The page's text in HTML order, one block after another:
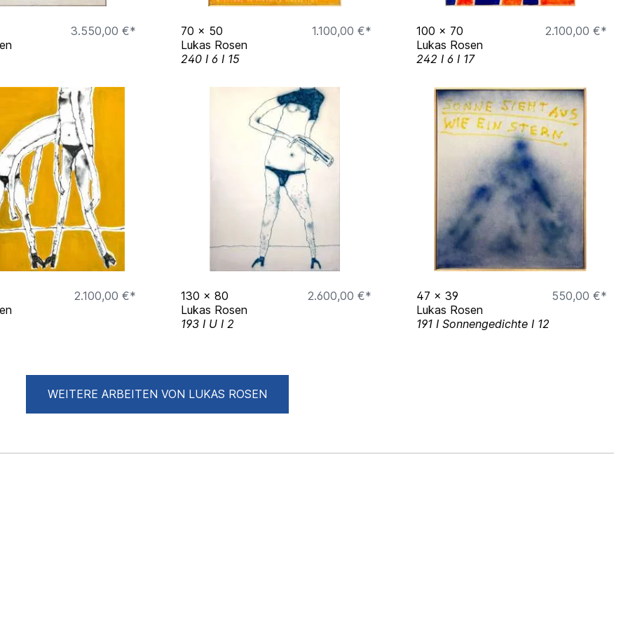
3.550,00 €*
70 x 50
1.100,00 €*
Lukas Rosen
240 I 6 I 15
100 x 70
2.100,00 €*
Lukas Rosen
242 I 6 I 17
2.100,00 €*
130 x 80
2.600,00 €*
Lukas Rosen
193 I U I 2
47 x 39
550,00 €*
Lukas Rosen
191 I Sonnengedichte I 12
WEITERE ARBEITEN VON LUKAS ROSEN